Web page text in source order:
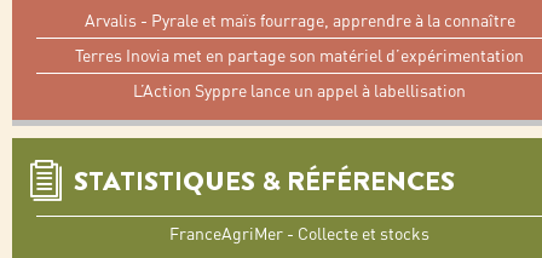
Arvalis - Pyrale et maïs fourrage, apprendre à la connaître
Terres Inovia met en partage son matériel d’expérimentation
L’Action Syppre lance un appel à labellisation
STATISTIQUES & RÉFÉRENCES
FranceAgriMer - Collecte et stocks